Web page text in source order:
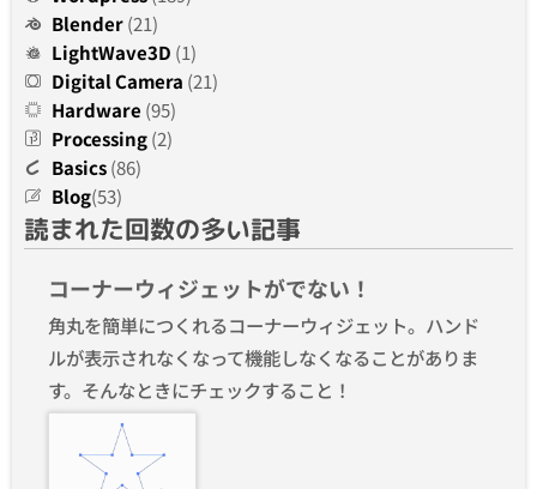
Blender(21)
LightWave3D (1)
Digital Camera (21)
Hardware (95)
Processing(2)
Basics(86)
Blog(53)
読まれた回数の多い記事
コーナーウィジェットがでない！
角丸を簡単につくれるコーナーウィジェット。ハンド
ルが表示されなくなって機能しなくなることがありま
す。そんなときにチェックすること！